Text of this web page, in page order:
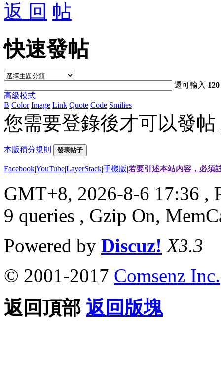
返 回
快速發帖
還可輸入 120
高級模式
B Color Image Link Quote Code Smilies
您需要登錄後才可以發帖
本版積分規則 發表帖子
Facebook|YouTube|LayerStack|手機版|若要引述本站內容，必須
GMT+8, 2026-8-6 17:36 ,
9 queries , Gzip On,
Powered by Discuz! X3.3
© 2001-2017 Comsenz Inc.
返回頂部 返回版塊